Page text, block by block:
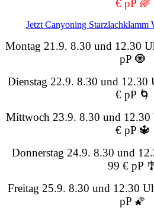
€ pP 🌈
Jetzt Canyoning Starzlachklamm
Montag 21.9. 8.30 und 12.30
pP 🧿
Dienstag 22.9. 8.30 und 12.30
€ pP 🌀
Mittwoch 23.9. 8.30 und 12.30
€ pP 🔱
Donnerstag 24.9. 8.30 und
99 € pP
Freitag 25.9. 8.30 und 12.30
pP 🌠